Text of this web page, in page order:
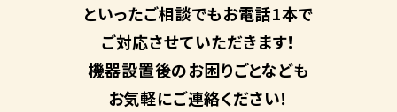
といったご相談でもお電話1本で
ご対応させていただきます！
機器設置後のお困りごとなども
お気軽にご連絡ください！